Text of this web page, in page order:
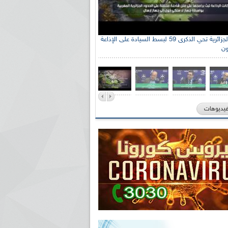
الإذاعة الجزائرية تحي الذكرى 59 لبسط السيادة على الإذاعة